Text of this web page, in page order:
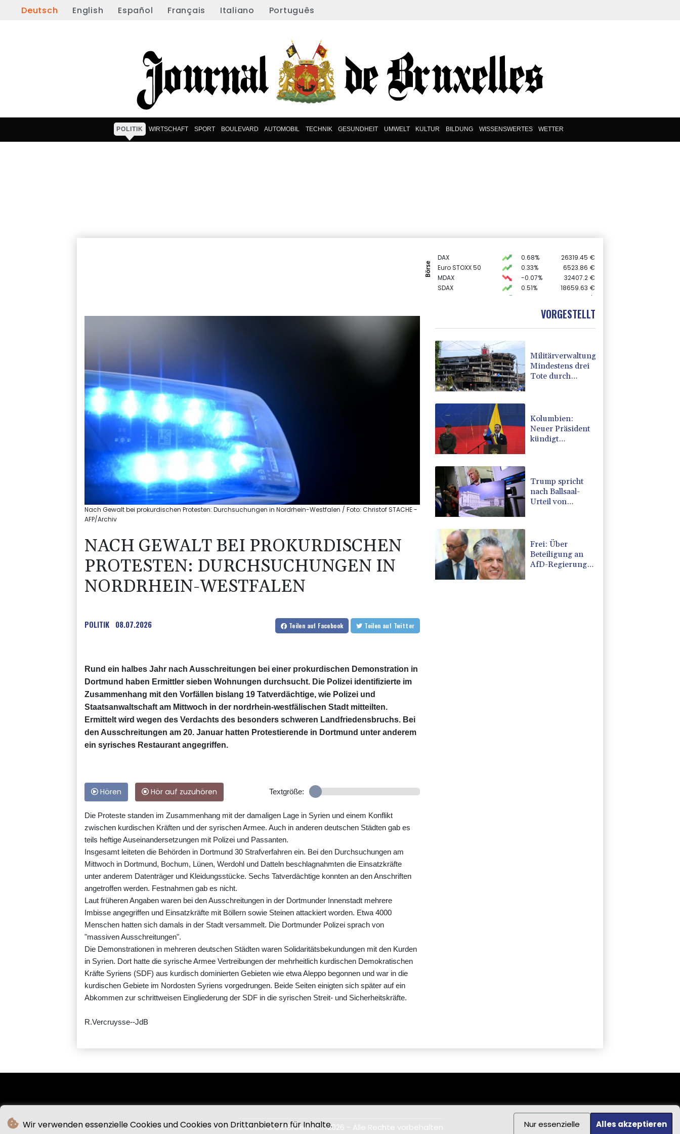
Wir verwenden essenzielle Cookies und Cookies von Drittanbietern für Inhalte. Nur essenzielle Alles akzeptieren
Deutsch English Español Français Italiano Português
POLITIK WIRTSCHAFT SPORT BOULEVARD AUTOMOBIL TECHNIK GESUNDHEIT UMWELT KULTUR BILDUNG WISSENSWERTES WETTER
Börse
DAX 0.68% 26319.45 €
Euro STOXX 50
0.33% 6523.86 €
MDAX
-0.07% 32407.2 €
SDAX
0.51% 18659.63 €
$
4068.78 €
1.1562 $
Nach Gewalt bei prokurdischen Protesten: Durchsuchungen in Nordrhein-Westfalen / Foto: Christof STACHE -
AFP/Archiv
NACH GEWALT BEI PROKURDISCHEN
PROTESTEN: DURCHSUCHUNGEN IN
NORDRHEIN-WESTFALEN
POLITIK 08.07.2026 Teilen auf Facebook Teilen auf Twitter
Rund ein halbes Jahr nach Ausschreitungen bei einer prokurdischen Demonstration in
Dortmund haben Ermittler sieben Wohnungen durchsucht. Die Polizei identifizierte im
Zusammenhang mit den Vorfällen bislang 19 Tatverdächtige, wie Polizei und
Staatsanwaltschaft am Mittwoch in der nordrhein-westfälischen Stadt mitteilten.
Ermittelt wird wegen des Verdachts des besonders schweren Landfriedensbruchs. Bei
den Ausschreitungen am 20. Januar hatten Protestierende in Dortmund unter anderem
ein syrisches Restaurant angegriffen.
Hören Hör auf zuzuhören Textgröße:
Die Proteste standen im Zusammenhang mit der damaligen Lage in Syrien und einem Konflikt
zwischen kurdischen Kräften und der syrischen Armee. Auch in anderen deutschen Städten gab es
teils heftige Auseinandersetzungen mit Polizei und Passanten.
Insgesamt leiteten die Behörden in Dortmund 30 Strafverfahren ein. Bei den Durchsuchungen am
Mittwoch in Dortmund, Bochum, Lünen, Werdohl und Datteln beschlagnahmten die Einsatzkräfte
unter anderem Datenträger und Kleidungsstücke. Sechs Tatverdächtige konnten an den Anschriften
angetroffen werden. Festnahmen gab es nicht.
Laut früheren Angaben waren bei den Ausschreitungen in der Dortmunder Innenstadt mehrere
Imbisse angegriffen und Einsatzkräfte mit Böllern sowie Steinen attackiert worden. Etwa 4000
Menschen hatten sich damals in der Stadt versammelt. Die Dortmunder Polizei sprach von
"massiven Ausschreitungen".
Die Demonstrationen in mehreren deutschen Städten waren Solidaritätsbekundungen mit den Kurden
in Syrien. Dort hatte die syrische Armee Vertreibungen der mehrheitlich kurdischen Demokratischen
Kräfte Syriens (SDF) aus kurdisch dominierten Gebieten wie etwa Aleppo begonnen und war in die
kurdischen Gebiete im Nordosten Syriens vorgedrungen. Beide Seiten einigten sich später auf ein
Abkommen zur schrittweisen Eingliederung der SDF in die syrischen Streit- und Sicherheitskräfte.
R.Vercruysse--JdB
VORGESTELLT
Militärverwaltung:
Mindestens drei
Tote durch
Kolumbien:
Neuer Präsident
kündigt
Trump spricht
nach Ballsaal-
Urteil von
Frei: Über
Beteiligung an
AfD-Regierung
© Journal De Bruxelles - 2026 - Alle Rechte vorbehalten